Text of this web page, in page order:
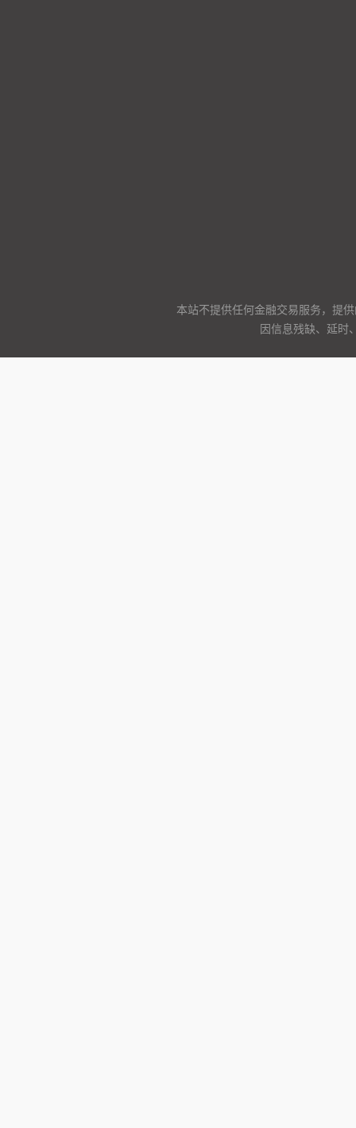
本站不提供任何金融交易服务，提
因信息残缺、延时